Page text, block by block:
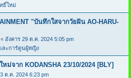
ธิ์ใหม่
"บันทึกใสจากวัยฝัน AO-HARU-
« อังคาร 29 ต.ค. 2024 5:05 pm
ละการ์ตูนผู้หญิง
ม่จาก KODANSHA 23/10/2024 [BLY]
ต.ค. 2024 6:23 pm